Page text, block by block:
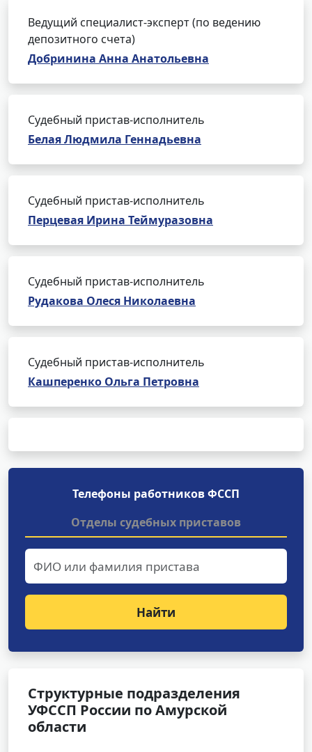
Ведущий специалист-эксперт (по ведению
депозитного счета)
Добринина Анна Анатольевна
Судебный пристав-исполнитель
Белая Людмила Геннадьевна
Судебный пристав-исполнитель
Перцевая Ирина Теймуразовна
Судебный пристав-исполнитель
Рудакова Олеся Николаевна
Судебный пристав-исполнитель
Кашперенко Ольга Петровна
Телефоны работников ФССП
Отделы судебных приставов
Найти
Структурные подразделения
УФССП России по Амурской
области